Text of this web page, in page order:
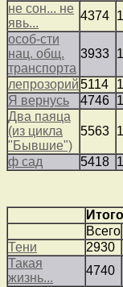
не сон... не
явь...
4374
особ-сти
нац. общ.
транспорта
3933
лепрозорий5114
Я вернусь
4746
Два паяца
(из цикла
"Бывшие")
5563
ф сад 5418
Итого
Всего
Тени 2930
Такая
жизнь...
4740